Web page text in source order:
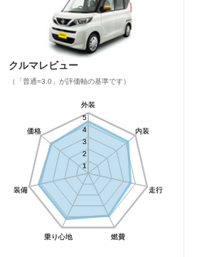
クルマレビュー
（「普通=3.0」が評価軸の基準です）
外装
内装
走行
燃費
乗り心地
装備
価格
1
2
3
4
5
外装
内装
走行
燃費
乗り心地
装備
価格
1
2
3
4
5